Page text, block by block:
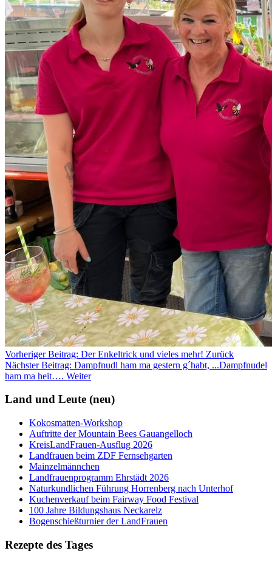
Vorheriger Beitrag: Der Enkeltrick und vieles mehr! Zurück
Nächster Beitrag: Dampfnudl ham ma gestern g´habt, ...Dampfnudel
ham ma heit…. Weiter
Land und Leute (neu)
Kokosmatten-Workshop
Auftritte der Mountain Bees Gauangelloch
KreisLandFrauen-Ausflug 2026
Landfrauen beim ZDF Fernsehgarten
Mainzelmännchen
Landfrauenprogramm Ehrstädt 2026
Naturkundlichen Führung Horrenberg nach Unterhof
Kuchenverkauf beim Fairway Food Festival
100 Jahre Bildungshaus Neckarelz
Bogenschießturnier der LandFrauen
Rezepte des Tages